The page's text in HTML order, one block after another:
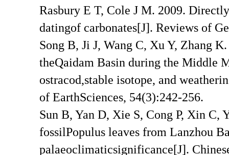
Rasbury E T, Cole J M. 2009.
datingof carbonates[J]. Reviews of
Song B, Ji J, Wang C, Xu Y, Zhang
theQaidam Basin during the Middle
ostracod,stable isotope, and
of EarthSciences, 54(3):242-256.
Sun B, Yan D, Xie S, Cong P, Xin C,
fossilPopulus leaves from Lanzhou
palaeoclimaticsignificance[J].